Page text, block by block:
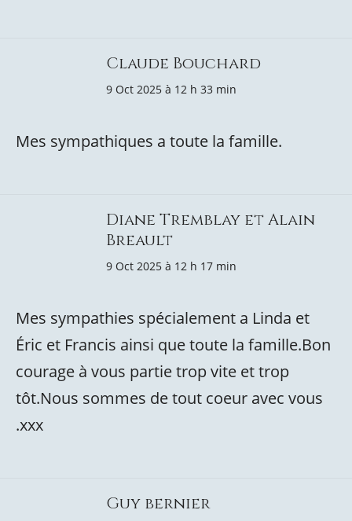
Claude Bouchard
9 Oct 2025 à 12 h 33 min
Mes sympathiques a toute la famille.
Diane Tremblay et Alain
Breault
9 Oct 2025 à 12 h 17 min
Mes sympathies spécialement a Linda et
Éric et Francis ainsi que toute la famille.Bon
courage à vous partie trop vite et trop
tôt.Nous sommes de tout coeur avec vous
.xxx
Guy bernier